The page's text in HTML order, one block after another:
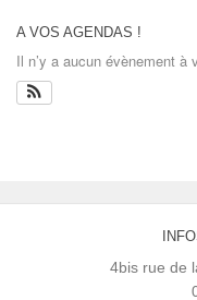
A VOS AGENDAS !
Il n’y a aucun évènement à
4bis rue de